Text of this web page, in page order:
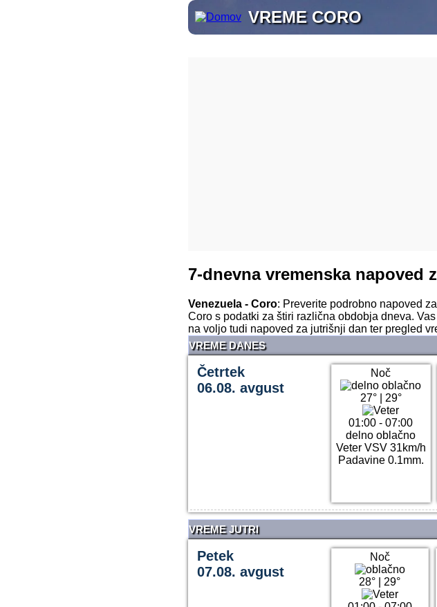
VREME CORO
7-dnevna vremenska napoved
Venezuela - Coro: Preverite podrobno napoved
Coro s podatki za štiri različna obdobja dneva.
na voljo tudi napoved za jutrišnji dan ter pregled
VREME DANES
Četrtek
06.08. avgust
Noč
27°| 29°
01:00 - 07:00
delno oblačno
Veter VSV 31km/h
Padavine 0.1mm.
VREME JUTRI
Petek
07.08. avgust
Noč
28° 29°